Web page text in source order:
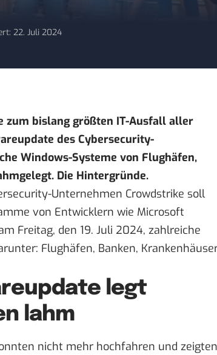
22. Juli 2024
zum bislang größten IT-Ausfall aller
des Cybersecurity-
Windows-Systeme von Flughäfen,
Die Hintergründe.
Unternehmen Crowdstrike soll
von Entwicklern wie Microsoft
Freitag, den 19. Juli 2024, zahlreiche
Flughäfen, Banken,
legt
lahm
nicht mehr hochfahren und zeigten